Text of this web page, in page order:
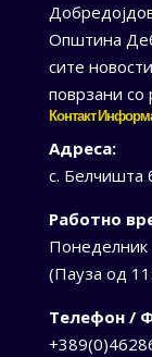
Општина
сите
поврзани
Контакт
Адреса:
с. Белчишта
Работно
Понеделник
(Пауза од
Телефон /